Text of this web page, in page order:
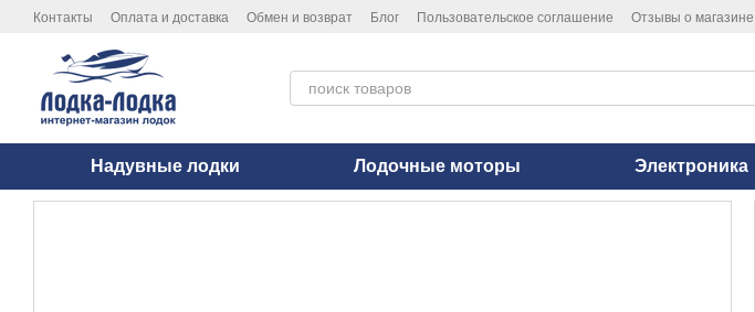
Перейти к основному контенту
Контакты Оплата и доставка Обмен и возврат Блог Пользовательское соглашение Отзывы о магазине
Надувные лодки Лодочные моторы Электроника